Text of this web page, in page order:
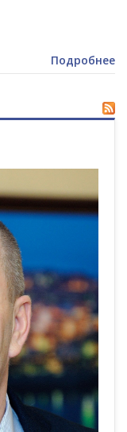
Подробнее